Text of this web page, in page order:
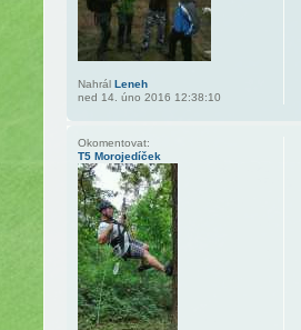
Nahrál Leneh
ned 14. úno 2016 12:38:10
Okomentovat:
T5 Morojedíček